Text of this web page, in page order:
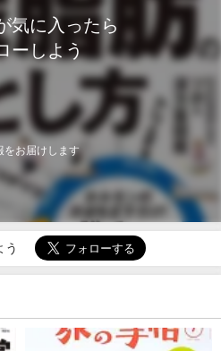
気に入ったら
ーしよう
をお届けします
う